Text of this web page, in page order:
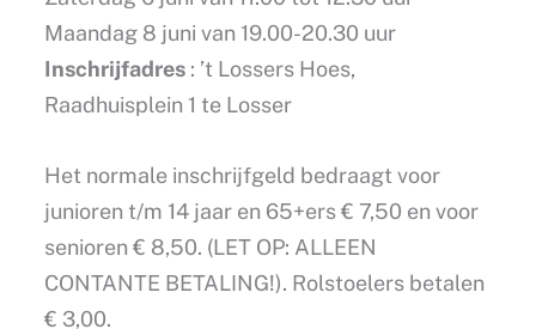
Maandag 8 juni van 19.00-20.30 uur
Inschrijfadres: ’t Lossers Hoes,
Raadhuisplein 1 te Losser
Het normale inschrijfgeld bedraagt voor
junioren t/m 14 jaar en 65+ers € 7,50 en voor
senioren € 8,50. (LET OP: ALLEEN
CONTANTE BETALING!). Rolstoelers betalen
€ 3,00.